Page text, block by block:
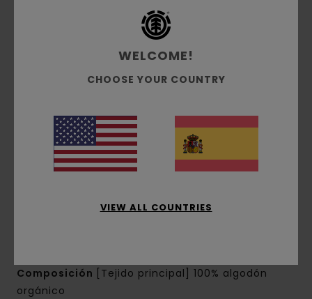
Element x Smokey Bear
Tejido en punto jersey simple de
Conscious by Nature:Algodón Orgánico
Cuello:Cuello redondo
Mangas:manga corta
Marca:Estampado digital en parte delantera y
trasera
Composición
[Tejido principal] 100% algodón
orgánico
WELCOME!
CHOOSE YOUR COUNTRY
VIEW ALL COUNTRIES